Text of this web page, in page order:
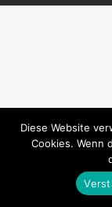
Diese Website
Cookies. Wenn